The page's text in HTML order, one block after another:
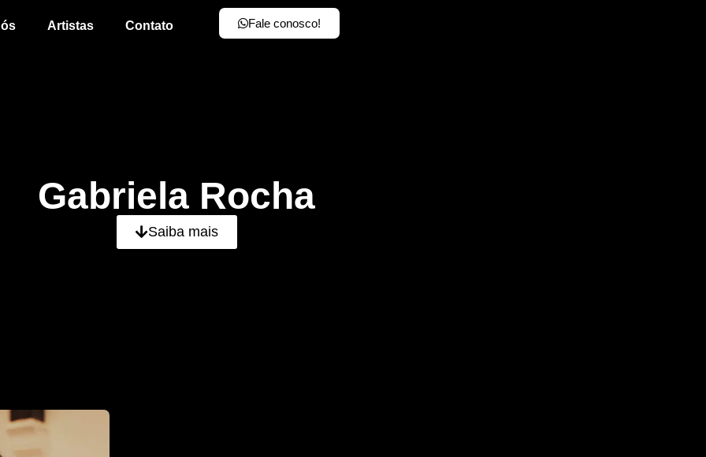
Artistas Contato Fale conosco!
Gabriela Rocha
Saiba mais